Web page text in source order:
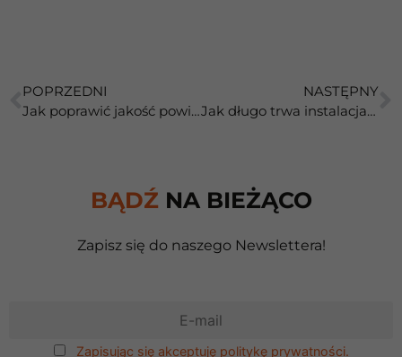
POPRZEDNI
Jak poprawić jakość powietrza w biurach i sklepach?
NASTĘPNY
Jak długo trwa instalacja paneli fotowoltaicznych?
BĄDŹ NA BIEŻĄCO
Zapisz się do naszego Newslettera!
Zapisując się akceptuję politykę prywatności.